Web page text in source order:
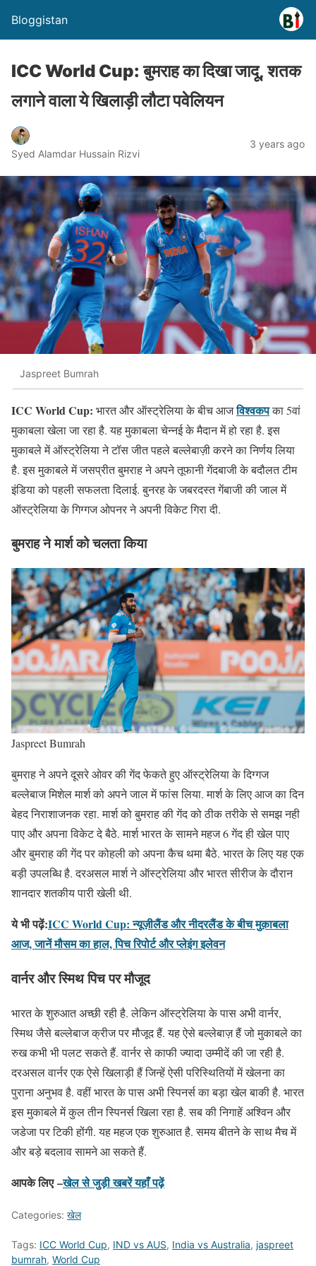
Bloggistan
ICC World Cup: बुमराह का दिखा जादू, शतक
लगाने वाला ये खिलाड़ी लौटा पवेलियन
Syed Alamdar Hussain Rizvi
3 years ago
Jaspreet Bumrah
ICC World Cup: भारत और ऑस्ट्रेलिया के बीच आजविश्वकपका 5वां
मुकाबला खेला जा रहा है. यह मुकाबला चेन्नई के मैदान में हो रहा है. इस
मुकाबले में ऑस्ट्रेलिया ने टॉस जीत पहले बल्लेबाज़ी करने का निर्णय लिया
है. इस मुकाबले में जसप्रीत बुमराह ने अपने तूफानी गेंदबाजी के बदौलत टीम
इंडिया को पहली सफलता दिलाई. बुनरह के जबरदस्त गेंबाजी की जाल में
ऑस्ट्रेलिया के गिग्गज ओपनर ने अपनी विकेट गिरा दी.
बुमराह ने मार्श को चलता किया
Jaspreet Bumrah
बुमराह ने अपने दूसरे ओवर की गेंद फेकते हुए ऑस्ट्रेलिया के दिग्गज
बल्लेबाज मिशेल मार्श को अपने जाल में फांस लिया. मार्श के लिए आज का दिन
बेहद निराशाजनक रहा. मार्श को बुमराह की गेंद को ठीक तरीके से समझ नही
पाए और अपना विकेट दे बैठे. मार्श भारत के सामने महज 6 गेंद ही खेल पाए
और बुमराह की गेंद पर कोहली को अपना कैच थमा बैठे. भारत के लिए यह एक
बड़ी उपलब्धि है. दरअसल मार्श ने ऑस्ट्रेलिया और भारत सीरीज के दौरान
शानदार शतकीय पारी खेली थी.
ये भी पढ़ें:ICC World Cup: न्यूज़ीलैंड और नीदरलैंड के बीच मुक़ाबला
आज, जानें मौसम का हाल, पिच रिपोर्ट और प्लेइंग इलेवन
वार्नर और स्मिथ पिच पर मौजूद
भारत के शुरुआत अच्छी रही है. लेकिन ऑस्ट्रेलिया के पास अभी वार्नर,
स्मिथ जैसे बल्लेबाज क्रीज पर मौजूद हैं. यह ऐसे बल्लेबाज़ हैं जो मुकाबले का
रुख कभी भी पलट सकते हैं. वार्नर से काफी ज्यादा उम्मीदें की जा रही है.
दरअसल वार्नर एक ऐसे खिलाड़ी हैं जिन्हें ऐसी परिस्थितियों में खेलना का
पुराना अनुभव है. वहीं भारत के पास अभी स्पिनर्स का बड़ा खेल बाकी है. भारत
इस मुकाबले में कुल तीन स्पिनर्स खिला रहा है. सब की निगाहें अश्विन और
जडेजा पर टिकी होंगी. यह महज एक शुरुआत है. समय बीतने के साथ मैच में
और बड़े बदलाव सामने आ सकते हैं.
आपके लिए –खेल से जुड़ी खबरें यहाँ पढ़ें
Categories: खेल
Tags: ICC World Cup, IND vs AUS, India vs Australia, jaspreet
bumrah, World Cup